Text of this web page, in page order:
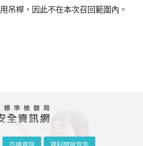
吊桿，因此不在本次召回範圍內。